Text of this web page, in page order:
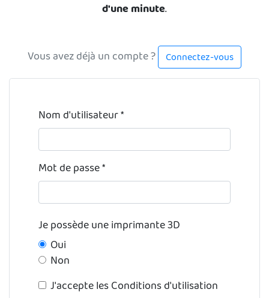
d'une minute.
Vous avez déjà un compte ? Connectez-vous
Nom d'utilisateur
Mot de passe
Je possède une imprimante 3D
Oui
Non
J'accepte les Conditions d'utilisation